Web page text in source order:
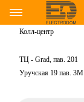
Колл-центр
ТЦ - Grad, пав. 201
Уручская 19 пав. 3М